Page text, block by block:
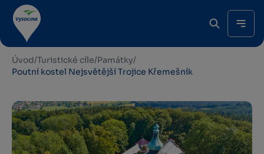
Úvod/Turistické cíle/Památky/
Poutní kostel Nejsvětější Trojice Křemešník